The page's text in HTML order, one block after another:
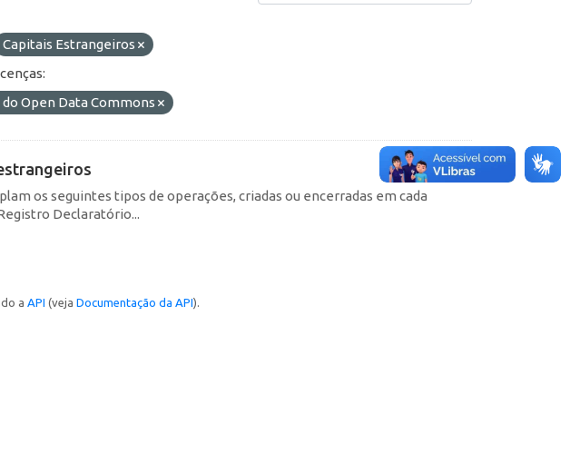
Capitais Estrangeiros
Open Data Commons
os seguintes tipos de operações, criadas ou encerradas em cada
Declaratório...
a API (veja Documentação da API).